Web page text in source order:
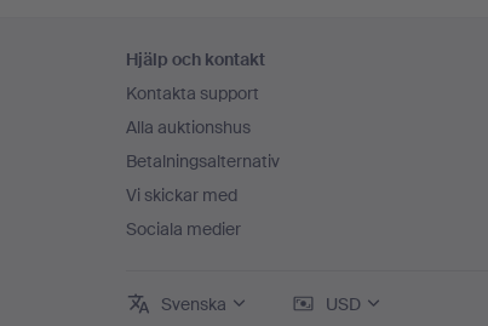
Hjälp och kontakt
Kontakta support
Alla auktionshus
Betalningsalternativ
Vi skickar med
Sociala medier
Svenska USD